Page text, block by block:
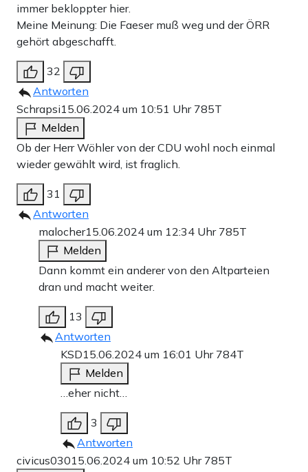
immer bekloppter hier.
Meine Meinung: Die Faeser muß weg und der ÖRR
gehört abgeschafft.
32
Antworten
Schrapsi15.06.2024 um 10:51 Uhr 785T
Melden
Ob der Herr Wöhler von der CDU wohl noch einmal
wieder gewählt wird, ist fraglich.
31
Antworten
malocher15.06.2024 um 12:34 Uhr 785T
Melden
Dann kommt ein anderer von den Altparteien
dran und macht weiter.
13
Antworten
KSD15.06.2024 um 16:01 Uhr 784T
Melden
…eher nicht…
3
Antworten
civicus03015.06.2024 um 10:52 Uhr 785T